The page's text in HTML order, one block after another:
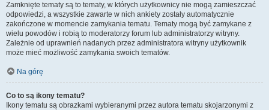
Zamknięte tematy są to tematy, w których użytkownicy nie mogą zamieszczać
odpowiedzi, a wszystkie zawarte w nich ankiety zostały automatycznie
zakończone w momencie zamykania tematu. Tematy mogą być zamykane z
wielu powodów i robią to moderatorzy forum lub administratorzy witryny.
Zależnie od uprawnień nadanych przez administratora witryny użytkownik
może mieć możliwość zamykania swoich tematów.
Na górę
Co to są ikony tematu?
Ikony tematu są obrazkami wybieranymi przez autora tematu skojarzonymi z